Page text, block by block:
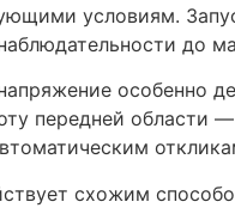
условиям.
до
особенно
передней области
схожим